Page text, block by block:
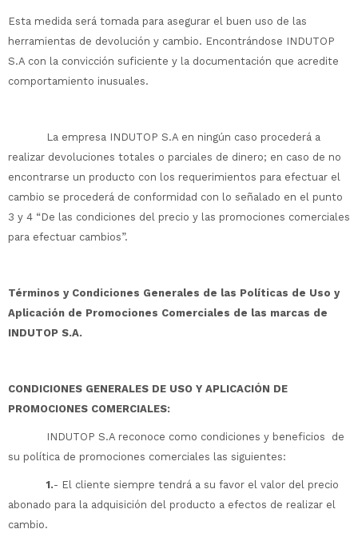
Esta medida será tomada para asegurar el buen uso de las
herramientas de devolución y cambio. Encontrándose INDUTOP
S.A con la convicción suficiente y la documentación que acredite
comportamiento inusuales.
La empresa INDUTOP S.A en ningún caso procederá a
realizar devoluciones totales o parciales de dinero; en caso de no
encontrarse un producto con los requerimientos para efectuar el
cambio se procederá de conformidad con lo señalado en el punto
3 y 4 “De las condiciones del precio y las promociones comerciales
para efectuar cambios”.
Términos y Condiciones Generales de las Políticas de Uso y
Aplicación de Promociones Comerciales de las marcas de
INDUTOP S.A.
CONDICIONES GENERALES DE USO Y APLICACIÓN DE
PROMOCIONES COMERCIALES:
INDUTOP S.A reconoce como condiciones y beneficios de
su política de promociones comerciales las siguientes:
1.- El cliente siempre tendrá a su favor el valor del precio
abonado para la adquisición del producto a efectos de realizar el
cambio.